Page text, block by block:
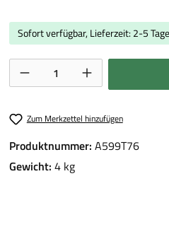
Sofort verfügbar, Lieferzeit: 2-5 Tage
Produkt Anzahl: Gib den
Zum Merkzettel hinzufügen
Produktnummer: A599T76
Gewicht: 4 kg